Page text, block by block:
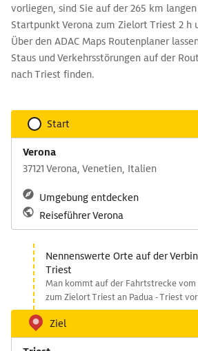
vorliegen, sind Sie auf der 265 km
Startpunkt Verona zum Zielort Triest 2 h
Über den ADAC Maps Routenplaner
Staus und Verkehrsstörungen auf der
nach Triest finden.
Start
Verona
37121 Verona, Venetien, Italien
Umgebung entdecken
Reiseführer Verona
Nennenswerte Orte auf der
Triest
Man kommt auf der Fahrtstrecke
zum Zielort Triest an Padua - Triest
Ziel